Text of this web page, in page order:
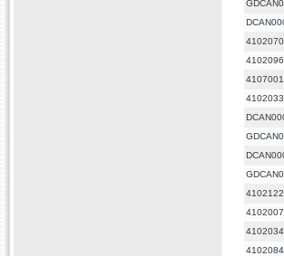
4102070
4102096
4107001
4102033
4102122
4102007
4102034
4102084